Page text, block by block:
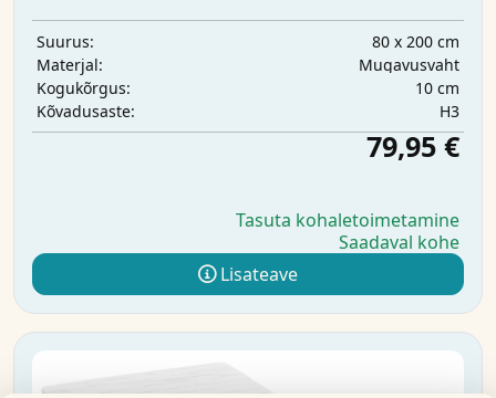
Suurus:
80 x 200 cm
Materjal:
Mugavusvaht
Kogukõrgus:
10 cm
Kõvadusaste:
H3
79,95 €
Tasuta kohaletoimetamine
Saadaval kohe
Lisateave